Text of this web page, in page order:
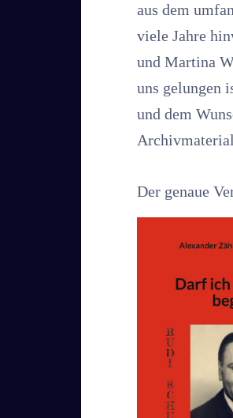
aus dem
viele Jahre
und Martina
uns gelungen
und dem
Der genaue